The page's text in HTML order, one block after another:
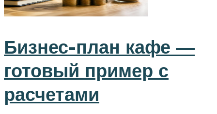
Бизнес-план кафе —
готовый пример с
расчетами